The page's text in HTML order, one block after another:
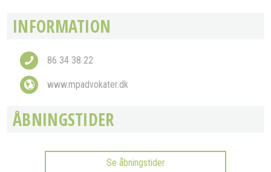
INFORMATION
86 34 38 22
www.mpadvokater.dk
ÅBNINGSTIDER
Se åbningstider